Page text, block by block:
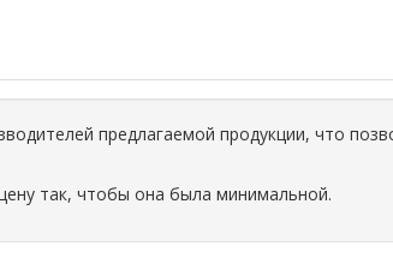
предлагаемой продукции, что
так, чтобы она была минимальной.